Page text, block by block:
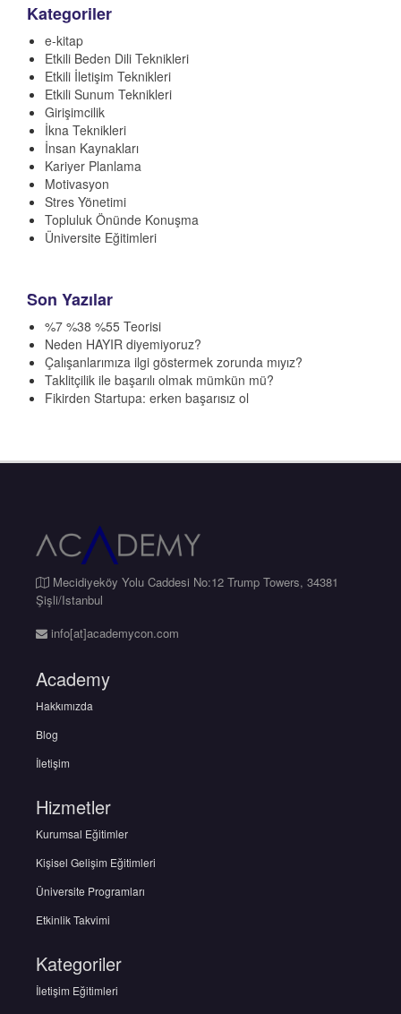
Kategoriler
e-kitap
Etkili Beden Dili Teknikleri
Etkili İletişim Teknikleri
Etkili Sunum Teknikleri
Girişimcilik
İkna Teknikleri
İnsan Kaynakları
Kariyer Planlama
Motivasyon
Stres Yönetimi
Topluluk Önünde Konuşma
Üniversite Eğitimleri
Son Yazılar
%7 %38 %55 Teorisi
Neden HAYIR diyemiyoruz?
Çalışanlarımıza ilgi göstermek zorunda mıyız?
Taklitçilik ile başarılı olmak mümkün mü?
Fikirden Startupa: erken başarısız ol
Mecidiyeköy Yolu Caddesi No:12 Trump Towers, 34381
Şişli/Istanbul
info[at]academycon.com
Academy
Hakkımızda
Blog
İletişim
Hizmetler
Kurumsal Eğitimler
Kişisel Gelişim Eğitimleri
Üniversite Programları
Etkinlik Takvimi
Kategoriler
İletişim Eğitimleri